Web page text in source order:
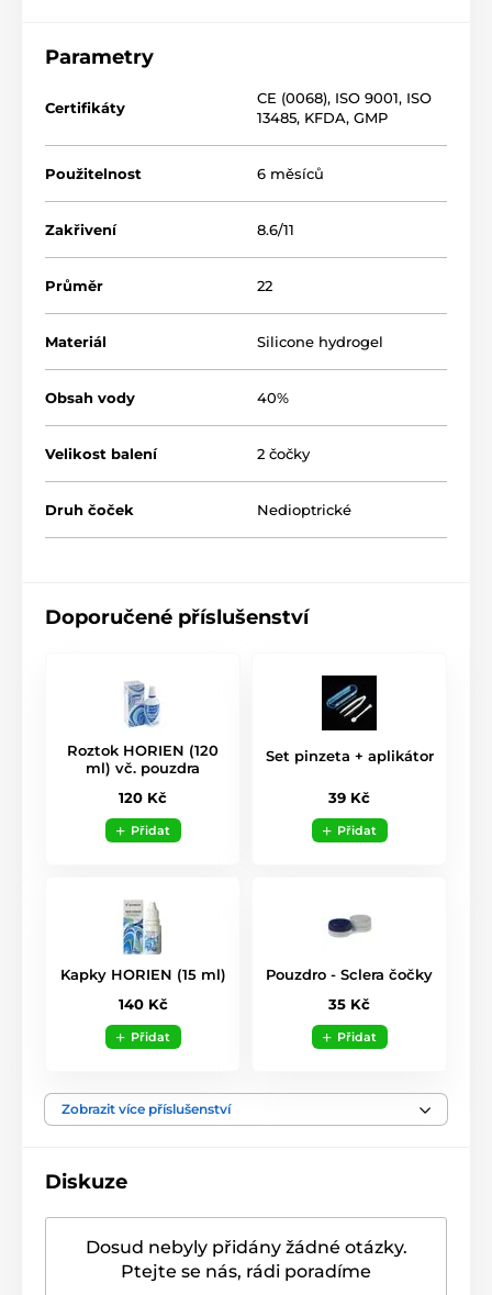
Parametry
Certifikáty
CE (0068), ISO 9001, ISO
13485, KFDA, GMP
Použitelnost 6 měsíců
Zakřivení 8.6/11
Průměr 22
Materiál Silicone hydrogel
Obsah vody 40%
Velikost balení 2 čočky
Druh čoček Nedioptrické
Doporučené příslušenství
Roztok HORIEN (120
ml) vč. pouzdra
120 Kč
Přidat
Set pinzeta + aplikátor
39 Kč
Přidat
Kapky HORIEN (15 ml)
140 Kč
Přidat
Pouzdro - Sclera čočky
35 Kč
Přidat
Zobrazit více příslušenství
Diskuze
Dosud nebyly přidány žádné otázky.
Ptejte se nás, rádi poradíme